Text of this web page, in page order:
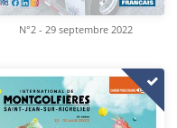
N°2 - 29 septembre 2022